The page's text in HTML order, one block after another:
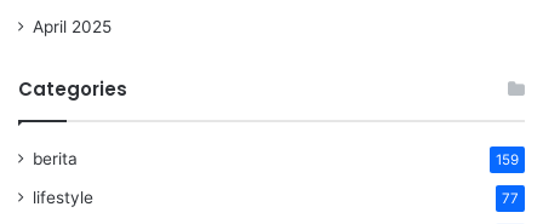
April 2025
Categories
berita 159
lifestyle 77